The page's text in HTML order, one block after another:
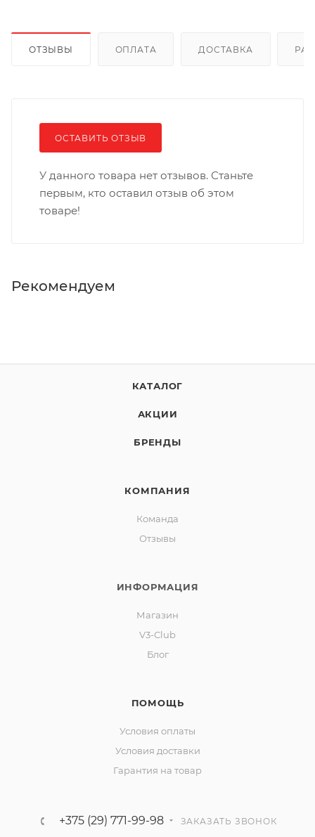
ОТЗЫВЫ ОПЛАТА ДОСТАВКА
ОСТАВИТЬ ОТЗЫВ
У данного товара нет отзывов. Станьте
первым, кто оставил отзыв об этом
товаре!
Рекомендуем
КАТАЛОГ
АКЦИИ
БРЕНДЫ
КОМПАНИЯ
Команда
Отзывы
ИНФОРМАЦИЯ
Магазин
V3-Club
Блог
ПОМОЩЬ
Условия оплаты
Условия доставки
Гарантия на товар
+375 (29) 771-99-98 ЗАКАЗАТЬ ЗВОНОК